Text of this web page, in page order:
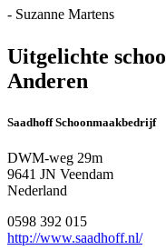
- Suzanne Martens
Uitgelichte
Anderen
Saadhoff Schoonmaakbedrijf
DWM-weg 29m
9641 JN Veendam
Nederland
0598 392 015
http://www.saadhoff.nl/